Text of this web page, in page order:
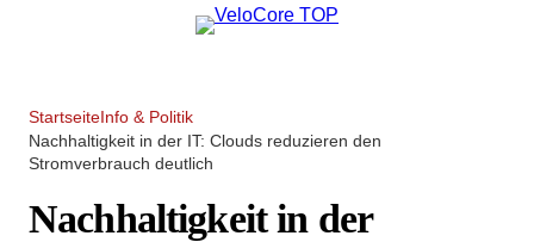
StartseiteInfo & Politik
Nachhaltigkeit in der IT: Clouds reduzieren den
Stromverbrauch deutlich
Nachhaltigkeit in der